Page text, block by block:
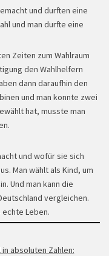
und durften eine
und man durfte eine
Zeiten zum Wahlraum
den Wahlhelfern
dann daraufhin den
und man konnte zwei
hat, musste man
und wofür sie sich
Man wählt als Kind, um
Und man kann die
vergleichen.
Leben.
absoluten Zahlen: